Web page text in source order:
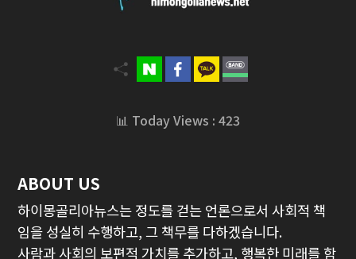
📊 Today Views : 423
ABOUT US
하이몽골리아뉴스는 정도를 걷는 언론으로서 사회적 책
임을 성실히 수행하고, 그 책무를 다하겠습니다.
사람과 사회의 보편적 가치를 추가하고, 행복한 미래를 함